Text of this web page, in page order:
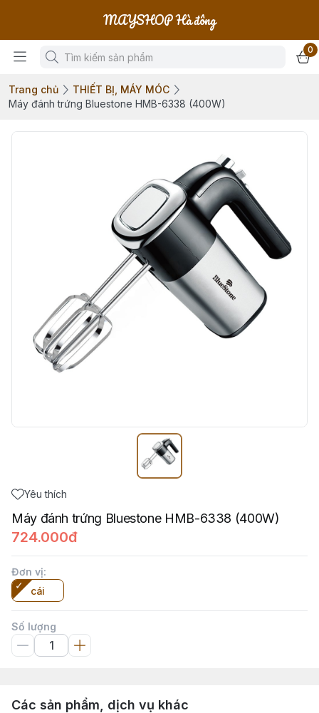
MAYSHOP Hà đông
0
Trang chủ
THIẾT BỊ, MÁY MÓC
Máy đánh trứng Bluestone HMB-6338 (400W)
Yêu thích
Máy đánh trứng Bluestone HMB-6338 (400W)
724.000đ
Đơn vị:
cái
Số lượng
Các sản phẩm, dịch vụ khác